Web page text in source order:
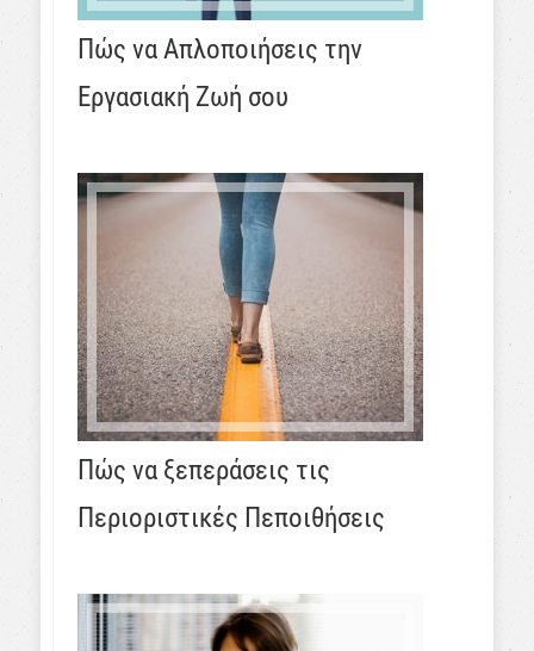
Πώς να Απλοποιήσεις την
Εργασιακή Ζωή σου
Πώς να ξεπεράσεις τις
Περιοριστικές Πεποιθήσεις